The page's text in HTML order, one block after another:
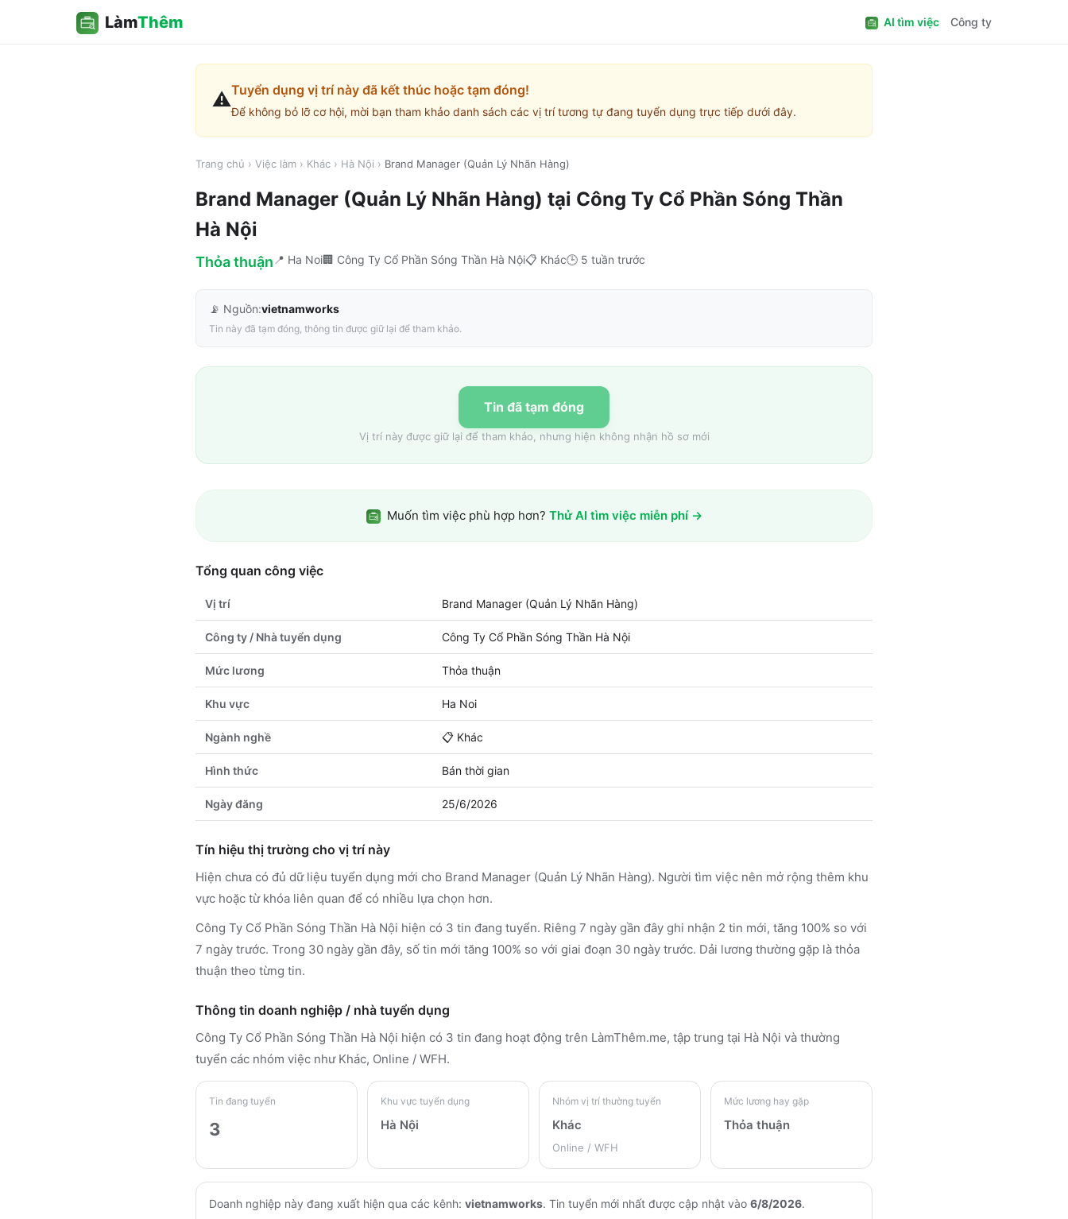
LàmThêm AI tìm việc Công ty
⚠️Tuyển dụng vị trí này đã kết thúc hoặc tạm đóng!
Để không bỏ lỡ cơ hội, mời bạn tham khảo danh sách các vị trí tương tự đang tuyển dụng trực tiếp dưới đây.
Trang chủ › Việc làm › Khác › Hà Nội › Brand Manager (Quản Lý Nhãn Hàng)
Brand Manager (Quản Lý Nhãn Hàng) tại Công Ty Cổ Phần Sóng Thần
Hà Nội
Thỏa thuận 📍 Ha Noi🏢 Công Ty Cổ Phần Sóng Thần Hà Nội📋 Khác🕒 5 tuần trước
📡 Nguồn:vietnamworks
Tin này đã tạm đóng, thông tin được giữ lại để tham khảo.
Tin đã tạm đóng
Vị trí này được giữ lại để tham khảo, nhưng hiện không nhận hồ sơ mới
Muốn tìm việc phù hợp hơn? Thử AI tìm việc miễn phí →
Tổng quan công việc
Vị trí Brand Manager (Quản Lý Nhãn Hàng)
Công ty / Nhà tuyển dụng Công Ty Cổ Phần Sóng Thần Hà Nội
Mức lương Thỏa thuận
Khu vực Ha Noi
Ngành nghề 📋 Khác
Hình thức Bán thời gian
Ngày đăng 25/6/2026
Tín hiệu thị trường cho vị trí này
Hiện chưa có đủ dữ liệu tuyển dụng mới cho Brand Manager (Quản Lý Nhãn Hàng). Người tìm việc nên mở rộng thêm khu
vực hoặc từ khóa liên quan để có nhiều lựa chọn hơn.
Công Ty Cổ Phần Sóng Thần Hà Nội hiện có 3 tin đang tuyển. Riêng 7 ngày gần đây ghi nhận 2 tin mới, tăng 100% so với
7 ngày trước. Trong 30 ngày gần đây, số tin mới tăng 100% so với giai đoạn 30 ngày trước. Dải lương thường gặp là thỏa
thuận theo từng tin.
Thông tin doanh nghiệp / nhà tuyển dụng
Công Ty Cổ Phần Sóng Thần Hà Nội hiện có 3 tin đang hoạt động trên LàmThêm.me, tập trung tại Hà Nội và thường
tuyển các nhóm việc như Khác, Online / WFH.
Tin đang tuyển
3
Khu vực tuyển dụng
Hà Nội
Nhóm vị trí thường tuyển
Khác
Online / WFH
Mức lương hay gặp
Thỏa thuận
Doanh nghiệp này đang xuất hiện qua các kênh: vietnamworks. Tin tuyển mới nhất được cập nhật vào 6/8/2026.